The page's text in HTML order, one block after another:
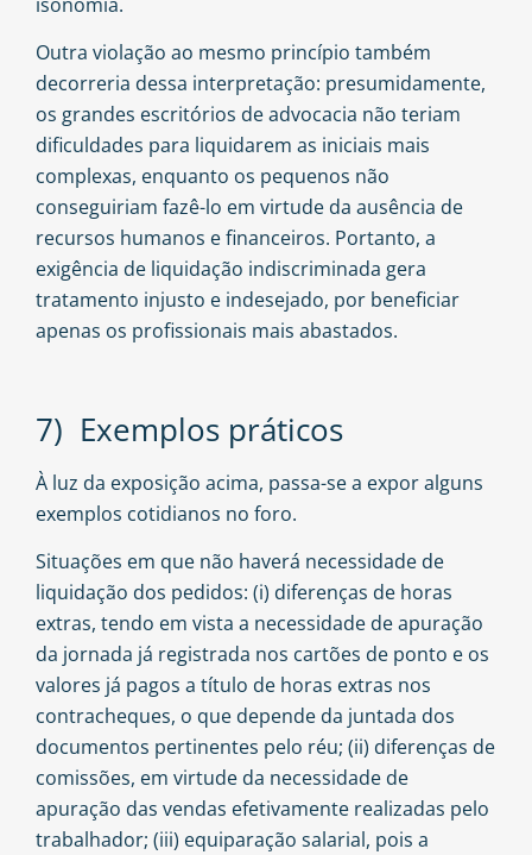
Outra violação ao mesmo princípio também
decorreria dessa interpretação: presumidamente,
os grandes escritórios de advocacia não teriam
dificuldades para liquidarem as iniciais mais
complexas, enquanto os pequenos não
conseguiriam fazê-lo em virtude da ausência de
recursos humanos e financeiros. Portanto, a
exigência de liquidação indiscriminada gera
tratamento injusto e indesejado, por beneficiar
apenas os profissionais mais abastados.
7) Exemplos práticos
À luz da exposição acima, passa-se a expor alguns
exemplos cotidianos no foro.
Situações em que não haverá necessidade de
liquidação dos pedidos: (i) diferenças de horas
extras, tendo em vista a necessidade de apuração
da jornada já registrada nos cartões de ponto e os
valores já pagos a título de horas extras nos
contracheques, o que depende da juntada dos
documentos pertinentes pelo réu; (ii) diferenças de
comissões, em virtude da necessidade de
apuração das vendas efetivamente realizadas pelo
trabalhador; (iii) equiparação salarial, pois a